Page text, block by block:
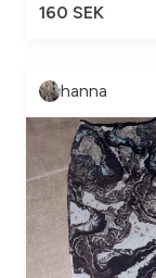
160 SEK
hanna